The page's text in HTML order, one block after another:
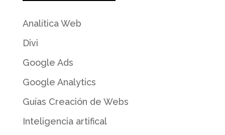
Analítica Web
Divi
Google Ads
Google Analytics
Guías Creación de Webs
Inteligencia artifical